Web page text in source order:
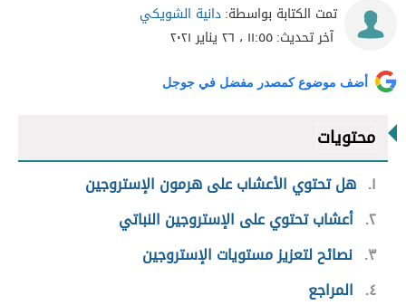
تمت الكتابة بواسطة:دانية الشويكي
آخر تحديث:١١:٥٥ ، ٢٦ يناير ٢٠٢١
أضف موضوع كمصدر مفضل في جوجل
محتويات
١ هل تحتوي الأعشاب على هرمون الإستروجين
٢ أعشاب تحتوي على الإستروجين النباتي
٣ نصائح لتعزيز مستويات الإستروجين
٤
المراجع